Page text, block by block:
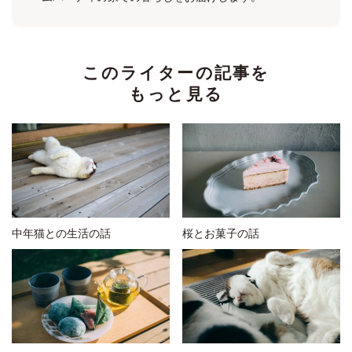
このライターの記事を
もっと見る
中年猫との生活の話 桜とお菓子の話